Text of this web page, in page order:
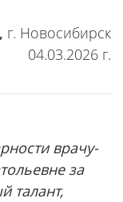
г. Новосибирск
04.03.2026 г.
врачу-
за
талант,